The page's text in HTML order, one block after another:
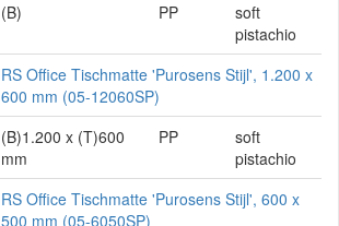
(B)
PP
soft
pistachio
RS Office Tischmatte 'Purosens Stijl', 1.200 x
600 mm (05-12060SP)
(B)1.200 x (T)600
mm
PP
soft
pistachio
RS Office Tischmatte 'Purosens Stijl', 600 x
500 mm (05-6050SP)